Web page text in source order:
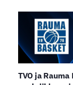
TVO ja